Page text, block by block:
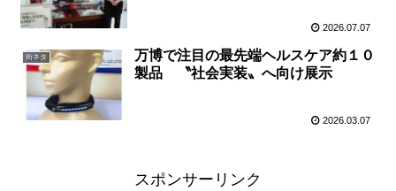
2026.07.07
街ネタ
万博で注目の最先端ヘルスケア約１０
製品 〝社会実装〟へ向け展示
2026.03.07
スポンサーリンク